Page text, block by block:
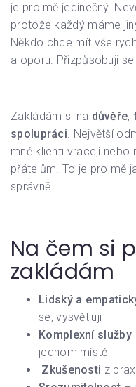
je pro mě jedinečný.
protože každý máme
Někdo chce mít vše
a oporu. Přizpůsobuji
Zakládám si na důvěře,
spolupráci. Největší
mně klienti vracejí nebo
přátelům. To je pro mě
správně.
Na čem si
zakládám
Lidský a
se, vysvětluji
Komplexní služby
jednom místě
Zkušenosti z